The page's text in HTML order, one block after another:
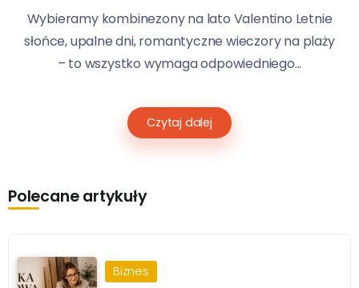
Wybieramy kombinezony na lato Valentino Letnie
słońce, upalne dni, romantyczne wieczory na plaży
– to wszystko wymaga odpowiedniego...
Czytaj dalej
Polecane artykuły
Biznes